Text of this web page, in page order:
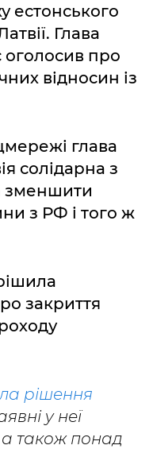
естонського
Глава
оголосив про
відносин із
глава
солідарна з
зменшити
з РФ і того ж
закриття
рішення
у неї
а також понад